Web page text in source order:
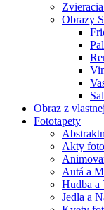
Obrazy
Obraz z
Fototapety
Akty
Autá a
Hudba a
Jedla a